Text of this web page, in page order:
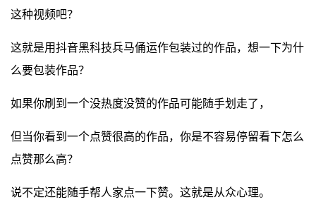
这种视频吧？
这就是用抖音黑科技兵马俑运作包装过的作品，想一下为什
么要包装作品？
如果你刷到一个没热度没赞的作品可能随手划走了，
但当你看到一个点赞很高的作品，你是不容易停留看下怎么
点赞那么高？
说不定还能随手帮人家点一下赞。这就是从众心理。